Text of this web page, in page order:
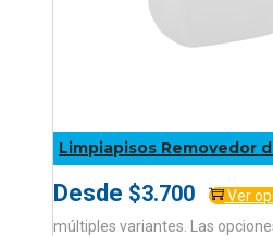
Limpiapisos Removedor
Desde $3.700 Ver
múltiples variantes. Las